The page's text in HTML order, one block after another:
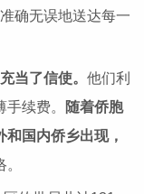
确无误地送达每一
当了信使。 他们利
续费。
随着侨胞
国内侨乡出现，